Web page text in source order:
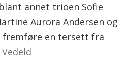
annet trioen Sofie
Aurora Andersen og
fremføre en tersett fra